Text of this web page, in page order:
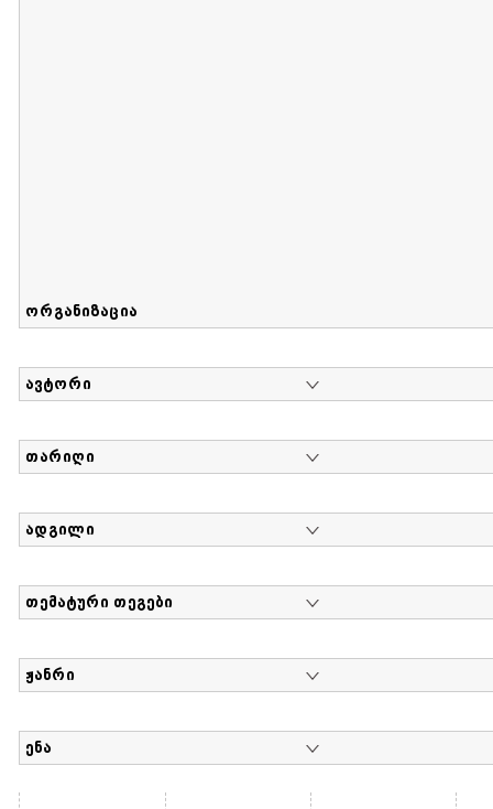
ორგანიზაცია
ავტორი
თარიღი
ადგილი
თემატური თეგები
ჟანრი
ენა